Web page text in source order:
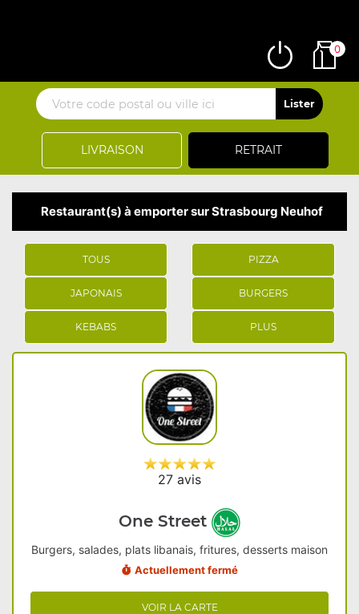
LIVRAISON RETRAIT
0
Restaurant(s) à emporter sur Strasbourg Neuhof
TOUS PIZZA
JAPONAIS BURGERS
KEBABS PLUS
27 avis
One Street
Burgers, salades, plats libanais, fritures, desserts maison
Actuellement fermé
VOIR LA CARTE